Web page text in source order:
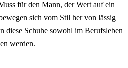
für den Mann, der Wert auf ein
sich vom Stil her von lässig
diese Schuhe sowohl im Berufsleben
werden.